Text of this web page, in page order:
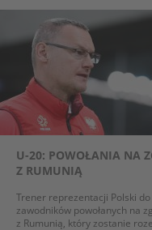
U-20: POWOŁANIA NA
Z RUMUNIĄ
Trener reprezentacji Polski do
zawodników powołanych na
z Rumunią, który zostanie